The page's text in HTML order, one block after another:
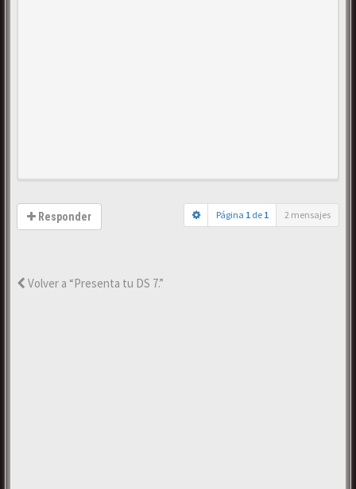
Responder Página 1 de 1 2 mensajes
Volver a “Presenta tu DS 7.”